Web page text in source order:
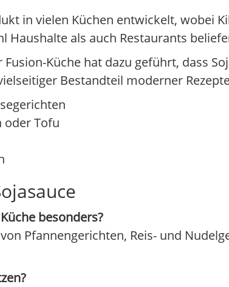
in vielen Küchen entwickelt, wobei
Haushalte als auch Restaurants
Küche hat dazu geführt, dass
Bestandteil moderner
oder Tofu
besonders?
Pfannengerichten, Reis- und